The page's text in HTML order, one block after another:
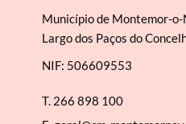
Município de Montemor-o-
Largo dos Paços do
NIF: 506609553
T. 266 898 100